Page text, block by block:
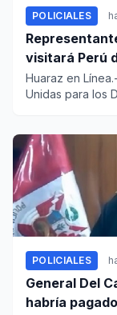
POLICIALES
visitará Perú
Huaraz en
Unidas para los
POLICIALES
General Del
habría